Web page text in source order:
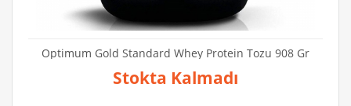
Optimum Gold Standard Whey Protein Tozu 908 Gr
Stokta Kalmadı